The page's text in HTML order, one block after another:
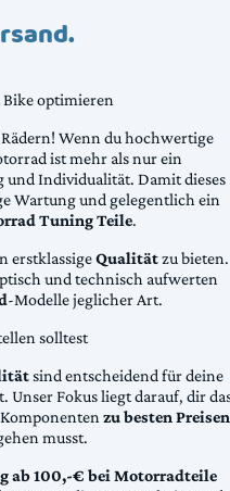
optimieren
Wenn du hochwertige
ist mehr als nur ein
und Individualität. Damit dieses
Wartung und gelegentlich ein
Tuning Teile.
erstklassigeQualitätzu bieten.
und technisch aufwerten
-Modelle jeglicher Art.
solltest
sind entscheidend für deine
Unser Fokus liegt darauf, dir
zu besten Preisen
musst.
ab 100,-€ bei Motorradteile